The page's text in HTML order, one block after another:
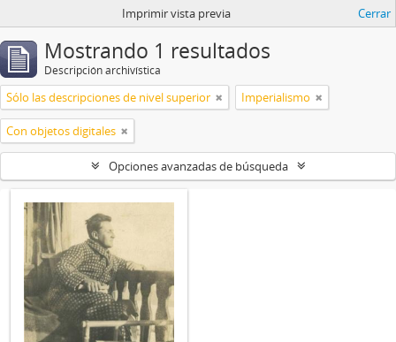
Imprimir vista previa Cerrar
Mostrando 1 resultados
Descripción archivística
Sólo las descripciones de nivel superior Imperialismo
Con objetos digitales
Opciones avanzadas de búsqueda